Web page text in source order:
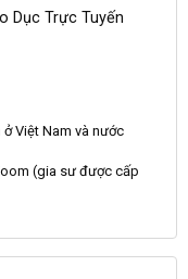
Dục Trực Tuyến
ởViệt Nam và nước
(gia sư được cấp